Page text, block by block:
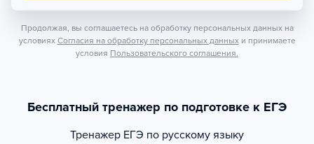
Продолжая, вы соглашаетесь на обработку персональных данных на
условиях Согласия на обработку персональных данных и принимаете
условия Пользовательского соглашения.
Бесплатный тренажер по подготовке к ЕГЭ
Тренажер ЕГЭ по русскому языку